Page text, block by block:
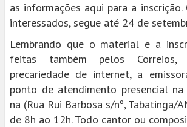
as informações aqui para a inscrição.
interessados, segue até 24 de
Lembrando que o material e a
feitas também pelos
precariedade de internet, a
ponto de atendimento presencial
na (Rua Rui Barbosa s/nº, Tabatinga/
de 8h ao 12h. Todo cantor ou